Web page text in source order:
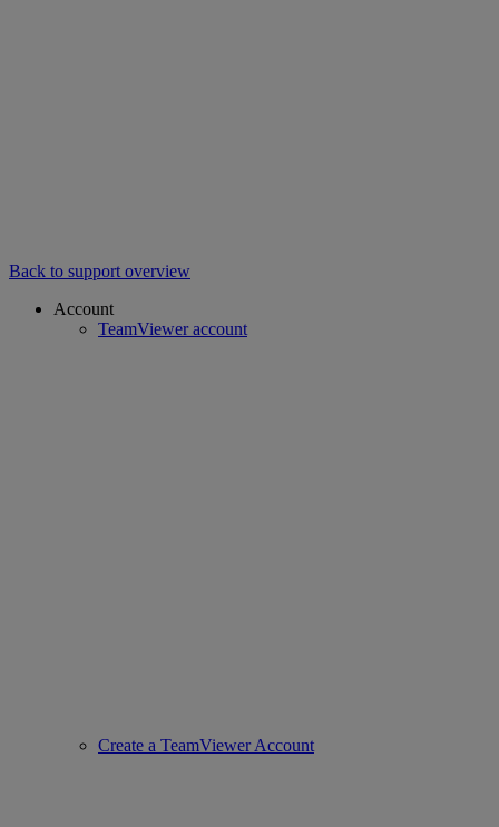
Back to support overview
Account
TeamViewer account
Create a TeamViewer Account